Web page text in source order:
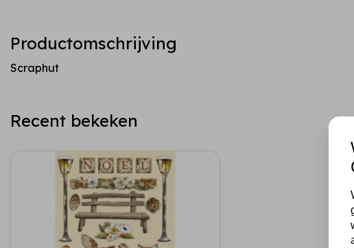
Productomschrijving
Scraphut
Recent bekeken